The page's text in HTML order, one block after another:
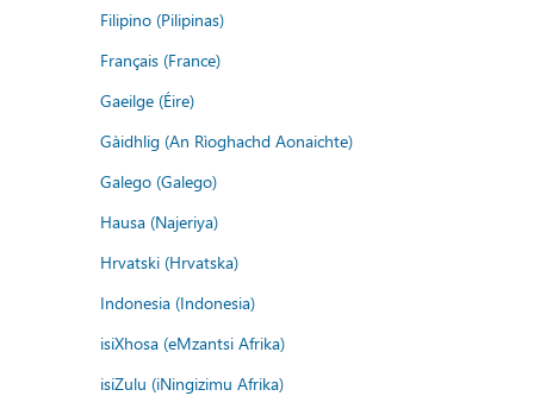
Filipino (Pilipinas)
Français (France)
Gaeilge (Éire)
Gàidhlig (An Rìoghachd Aonaichte)
Galego (Galego)
Hausa (Najeriya)
Hrvatski (Hrvatska)
Indonesia (Indonesia)
isiXhosa (eMzantsi Afrika)
isiZulu (iNingizimu Afrika)